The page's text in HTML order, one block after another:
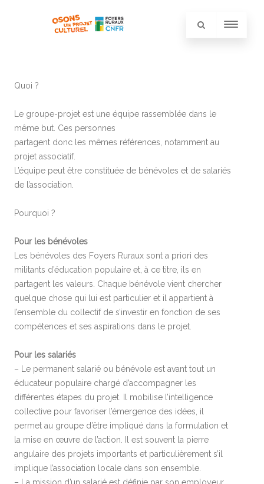
Quoi ?
Le groupe-projet est une équipe rassemblée dans le
même but. Ces personnes
partagent donc les mêmes références, notamment au
projet associatif.
L’équipe peut être constituée de bénévoles et de salariés
de l’association.
Pourquoi ?
Pour les bénévoles
Les bénévoles des Foyers Ruraux sont a priori des
militants d’éducation populaire et, à ce titre, ils en
partagent les valeurs. Chaque bénévole vient chercher
quelque chose qui lui est particulier et il appartient à
l’ensemble du collectif de s’investir en fonction de ses
compétences et ses aspirations dans le projet.
Pour les salariés
– Le permanent salarié ou bénévole est avant tout un
éducateur populaire chargé d’accompagner les
différentes étapes du projet. Il mobilise l’intelligence
collective pour favoriser l’émergence des idées, il
permet au groupe d’être impliqué dans la formulation et
la mise en œuvre de l’action. Il est souvent la pierre
angulaire des projets importants et particulièrement s’il
implique l’association locale dans son ensemble.